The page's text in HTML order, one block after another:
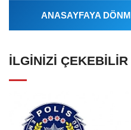
ANASAYFAYA
İLGINIZI ÇEKEBILIR